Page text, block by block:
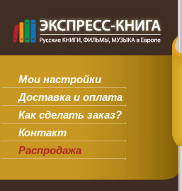
Мои настройки
Доставка и оплата
Как сделать заказ?
Контакт
Распродажа